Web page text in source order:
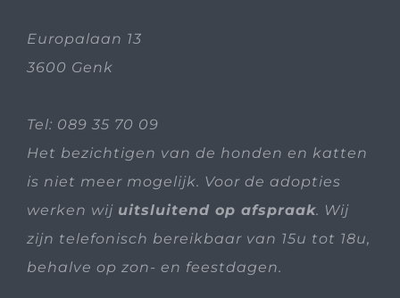
Europalaan 13
3600 Genk
Tel: 089 35 70 09
Het bezichtigen van de honden en katten
is niet meer mogelijk. Voor de adopties
werken wij uitsluitend op afspraak. Wij
zijn telefonisch bereikbaar van 15u tot 18u,
behalve op zon- en feestdagen.